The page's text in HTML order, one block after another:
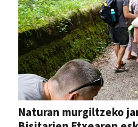
Naturan murgiltzeko